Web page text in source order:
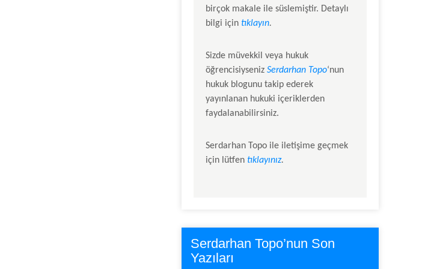
birçok makale ile süslemiştir. Detaylı
bilgi için tıklayın.
Sizde müvekkil veya hukuk
öğrencisiysenizSerdarhan Topo‘nun
hukuk blogunu takip ederek
yayınlanan hukuki içeriklerden
faydalanabilirsiniz.
Serdarhan Topo ile iletişime geçmek
için lütfen tıklayınız.
Serdarhan Topo’nun Son
Yazıları